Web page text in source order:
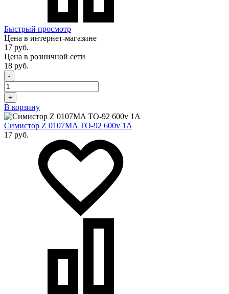
Быстрый просмотр
Цена в интернет-магазине
17 руб.
Цена в розничной сети
18 руб.
-
+
В корзину
Симистор Z 0107MA TO-92 600v 1A
17 руб.